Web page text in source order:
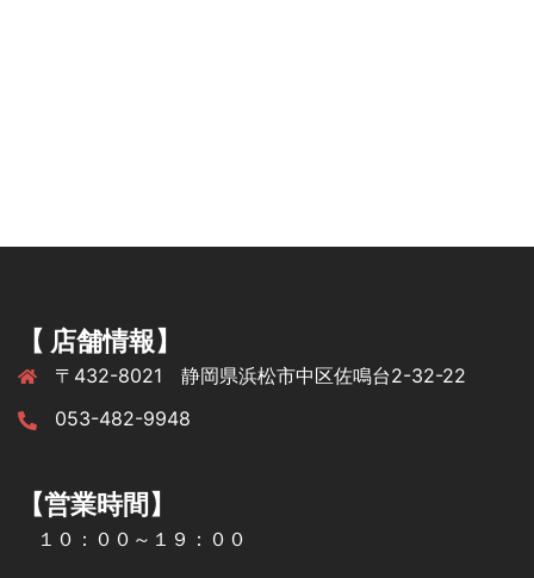
【 店舗情報】
〒432-8021 静岡県浜松市中区佐鳴台2-32-22
053-482-9948
【営業時間】
１０：００～１９：００